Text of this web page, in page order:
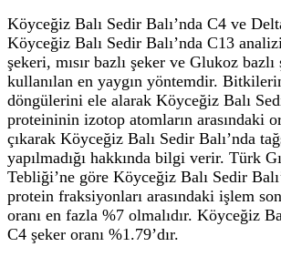
Köyceğiz Balı Sedir Balı’nda C4 ve
Köyceğiz Balı Sedir Balı’nda C13
şekeri, mısır bazlı şeker ve Glukoz
kullanılan en yaygın yöntemdir.
döngülerini ele alarak Köyceğiz Balı
proteininin izotop atomların arasındaki
çıkarak Köyceğiz Balı Sedir Balı’nda
yapılmadığı hakkında bilgi verir. Türk
Tebliği’ne göre Köyceğiz Balı Sedir
protein fraksiyonları arasındaki işlem
oranı en fazla %7 olmalıdır. Köyceğiz
C4 şeker oranı %1.79’dır.